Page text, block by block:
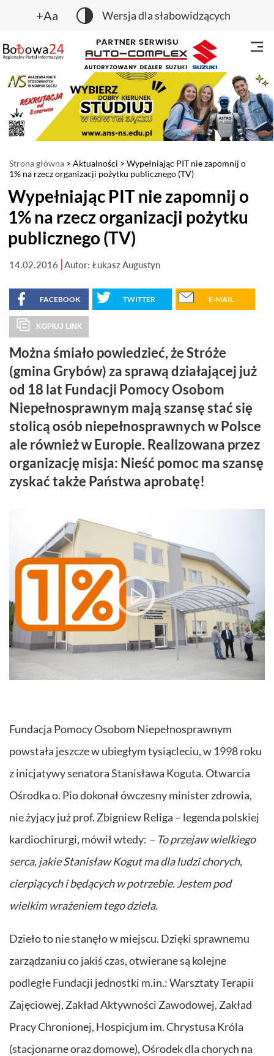
+Aa Wersja dla słabowidzących
Strona główna > Aktualności > Wypełniając PIT nie zapomnij o
1% na rzecz organizacji pożytku publicznego (TV)
Wypełniając PIT nie zapomnij o
1% na rzecz organizacji pożytku
publicznego (TV)
14.02.2016 Autor: Łukasz Augustyn
FACEBOOK TWITTER E-MAIL
KOPIUJ LINK
Można śmiało powiedzieć, że Stróże
(gmina Grybów) za sprawą działającej już
od 18 lat Fundacji Pomocy Osobom
Niepełnosprawnym mają szansę stać się
stolicą osób niepełnosprawnych w Polsce
ale również w Europie. Realizowana przez
organizację misja: Nieść pomoc ma szansę
zyskać także Państwa aprobatę!
Fundacja Pomocy Osobom Niepełnosprawnym
powstała jeszcze w ubiegłym tysiącleciu, w 1998 roku
z inicjatywy senatora Stanisława Koguta. Otwarcia
Ośrodka o. Pio dokonał ówczesny minister zdrowia,
nie żyjący już prof. Zbigniew Religa – legenda polskiej
kardiochirurgi, mówił wtedy: – To przejaw wielkiego
serca, jakie Stanisław Kogut ma dla ludzi chorych,
cierpiących i będących w potrzebie. Jestem pod
wielkim wrażeniem tego dzieła.
Dzieło to nie stanęło w miejscu. Dzięki sprawnemu
zarządzaniu co jakiś czas, otwierane są kolejne
podległe Fundacji jednostki m.in.: Warsztaty Terapii
Zajęciowej, Zakład Aktywności Zawodowej, Zakład
Pracy Chronionej, Hospicjum im. Chrystusa Króla
(stacjonarne oraz domowe), Ośrodek dla chorych na